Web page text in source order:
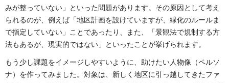
みが整っていない」といった問題があります。その原因として考え
られるのが、例えば「地区計画を設けていますが、緑化のルールま
で指定していない」ことであったり、また、「景観法で規制する方
法もあるが、現実的ではない」といったことが挙げられます。
もう少し課題をイメージしやすいように、助けたい人物像（ペルソ
ナ）を作ってみました。対象は、新しく地区に引っ越してきたファ